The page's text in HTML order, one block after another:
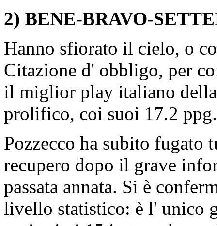
2) BENE-BRAVO-
Hanno sfiorato il cielo, o
Citazione d' obbligo, per
il miglior play italiano
prolifico, coi suoi 17.2 ppg.
Pozzecco ha subito fugato
recupero dopo il grave
passata annata. Si è
livello statistico: è l' unico